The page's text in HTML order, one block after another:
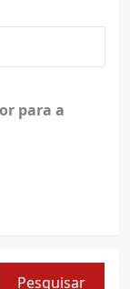
para a